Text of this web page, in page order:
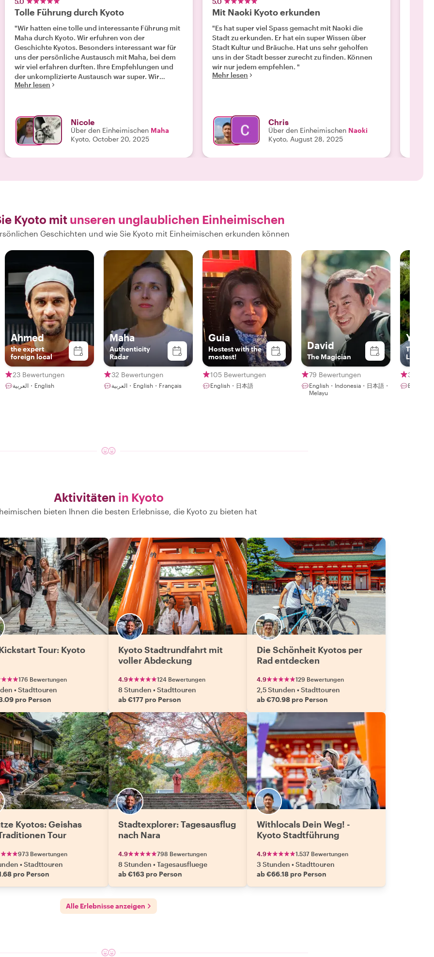
Tolle Führung durch Kyoto
"Wir hatten eine tolle und interessante Führung mit
Maha durch Kyoto. Wir erfuhren von der
Geschichte Kyotos. Besonders interessant war für
uns der persönliche Austausch mit Maha, bei dem
wir viel erfahren durften. Ihre Empfehlungen und
der unkomplizierte Austausch war super. Wir
würden jederzeit gerne wieder eine Führung mit
Mehr lesen
Nicole
Über den Einheimischen Maha
Kyoto, October 20, 2025
Mit Naoki Kyoto erkunden
"Es hat super viel Spass gemacht mit Naoki die
Stadt zu erkunden. Er hat ein super Wissen über
Stadt Kultur und Bräuche. Hat uns sehr geholfen
uns in der Stadt besser zurecht zu finden. Können
wir nur jedem empfehlen. "
Mehr lesen
Chris
Über den Einheimischen Naoki
Kyoto, August 28, 2025
Kyoto mit unseren unglaublichen Einheimischen
Geschichten und wie Sie Kyoto mit Einheimischen erkunden können
Ahmed
the expert
foreign local
23 Bewertungen
العربية・English
Maha
Authenticity
Radar
32 Bewertungen
العربية・English・Français
Guia
Hostest with the
mostest!
105 Bewertungen
English・日本語
David
The Magician
79 Bewertungen
English・Indonesia・日本語・
Melayu
The
Local
342
English
Aktivitäten in Kyoto
bieten Ihnen die besten Erlebnisse, die Kyoto zu bieten hat
Tour: Kyoto
176 Bewertungen
•Stadttouren
pro Person
Kyoto Stadtrundfahrt mit
voller Abdeckung
4.9 124 Bewertungen
8 Stunden •Stadttouren
ab €177 pro Person
Die Schönheit Kyotos per
Rad entdecken
4.9 129 Bewertungen
2,5 Stunden •Stadttouren
ab €70.98 pro Person
Kyotos: Geishas
Tour
973 Bewertungen
•Stadttouren
pro Person
Stadtexplorer: Tagesausflug
nach Nara
4.9 798 Bewertungen
8 Stunden •Tagesausfluege
ab €163 pro Person
Withlocals Dein Weg! -
Kyoto Stadtführung
4.9 1.537 Bewertungen
3 Stunden •Stadttouren
ab €66.18 pro Person
Alle Erlebnisse anzeigen